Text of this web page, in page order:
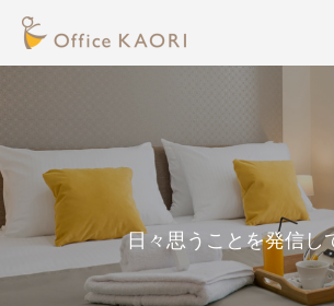
日々思うことを発信してい